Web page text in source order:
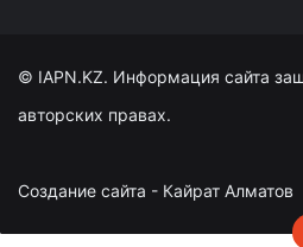
© IAPN.KZ. Информация сайта
авторских правах.
Создание сайта - Кайрат Алматов